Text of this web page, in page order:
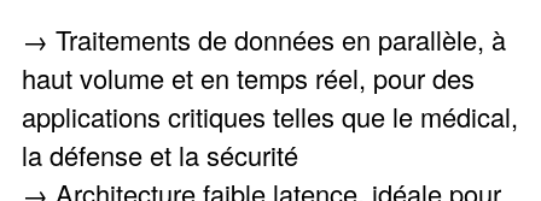
→ Traitements de données en parallèle, à
haut volume et en temps réel, pour des
applications critiques telles que le médical,
la défense et la sécurité
→ Architecture faible latence, idéale pour